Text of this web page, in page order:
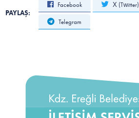
PAYLAŞ:
Facebook X (Twitter)
Telegram